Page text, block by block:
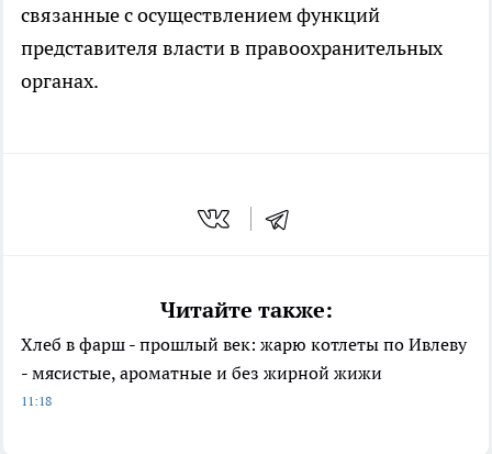
связанные с осуществлением функций
представителя власти в правоохранительных
органах.
Читайте также:
Хлеб в фарш - прошлый век: жарю котлеты по Ивлеву
- мясистые, ароматные и без жирной жижи
11:18